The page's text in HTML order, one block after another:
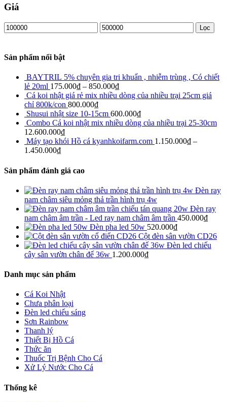
Giá
Giá
thấp
Giá
cao
Lọc
Sản phẩm nổi bật
BAYTRIL 5% chuyên gia tri khuẩn , nhiễm trùng , Có chiết
lẻ 20ml 175.000₫ – 850.000₫
Cá koi nhật giá rẻ mix nhiều dòng của nhiều trại 25cm giá
chỉ 800k/con 800.000₫
Shusui nhật size 10-15cm 600.000₫
Combo Cá koi nhật mix nhiều dòng của nhiều trại 25-30cm
12.600.000₫
Máy tạo khói Hồ cá kyanhkoifarm.com 1.150.000₫ –
1.450.000₫
Sản phẩm đánh giá cao
Đèn ray
nam châm siêu mỏng thả trần hình trụ 4w
Đèn ray
nam châm âm trần - Led ray nam châm âm trần 450.000₫
Đèn pha led 50w 520.000₫
Cột đèn sân vườn CD26
Đèn led chiếu
cây sân vườn chân đế 36w 1.200.000₫
Danh mục sản phẩm
Cá Koi Nhật
Chưa phân loại
Đèn led chiếu sáng
Sơn Rainbow
Thanh lý
Thiết Bị Hồ Cá
Thức ăn
Thuốc Trị Bệnh Cho Cá
Xử Lý Nước Cho Cá
Thống kê